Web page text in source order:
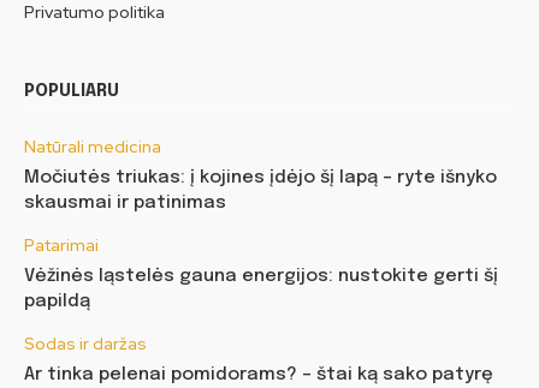
Privatumo politika
POPULIARU
Natūrali medicina
Močiutės triukas: į kojines įdėjo šį lapą – ryte išnyko
skausmai ir patinimas
Patarimai
Vėžinės ląstelės gauna energijos: nustokite gerti šį
papildą
Sodas ir daržas
Ar tinka pelenai pomidorams? – štai ką sako patyrę